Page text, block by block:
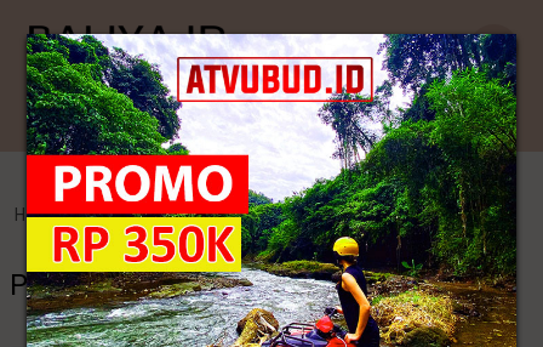
Kategori
Home >Kebaya Jadi >Pola Baju Kebaya
Pola Baju Kebaya